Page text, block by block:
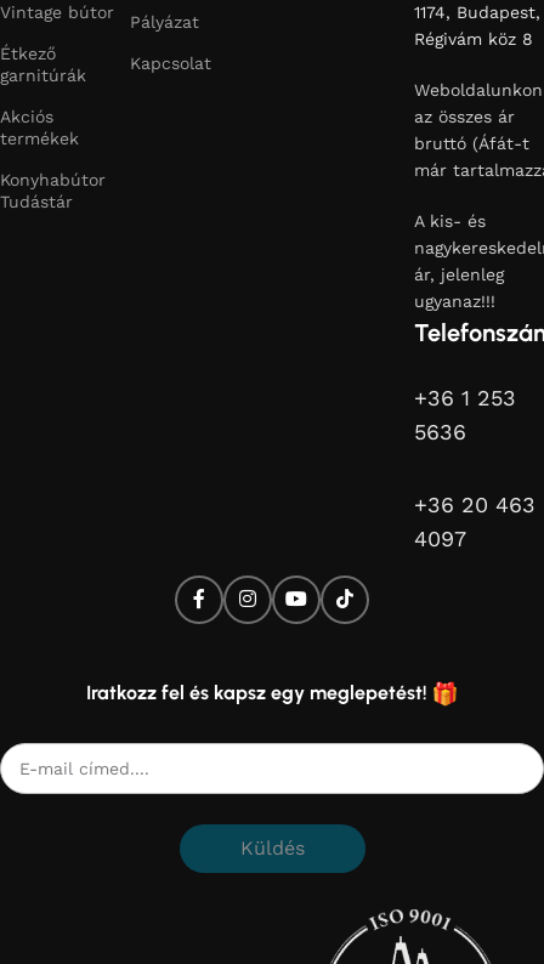
Vintage bútor
Étkező
garnitúrák
Akciós
termékek
Konyhabútor
Tudástár
Pályázat
Kapcsolat
1174, Budapest,
Régivám köz 8
Weboldalunkon
az összes ár
bruttó (Áfát-t
már
A kis- és
ár, jelenleg
ugyanaz!!!
+36 1 253
5636
+36 20 463
4097
Iratkozz fel és kapsz egy meglepetést!
Küldés